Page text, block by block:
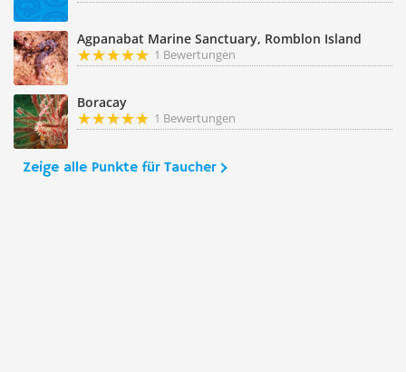
Agpanabat Marine Sanctuary, Romblon Island
1 Bewertungen
Boracay
1 Bewertungen
Zeige alle Punkte für Taucher